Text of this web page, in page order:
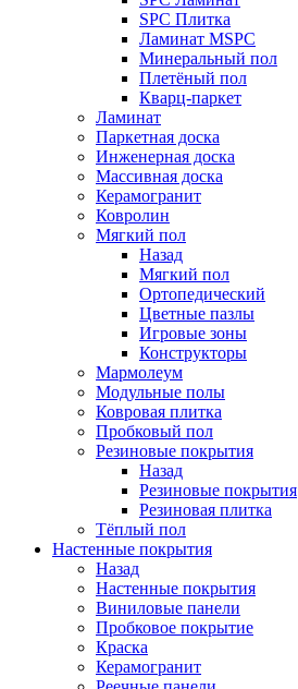
SPC Плитка
Ламинат MSPC
Минеральный пол
Плетёный пол
Кварц-паркет
Ламинат
Паркетная доска
Инженерная доска
Массивная доска
Керамогранит
Ковролин
Мягкий пол
Назад
Мягкий пол
Ортопедический
Цветные пазлы
Игровые зоны
Конструкторы
Мармолеум
Модульные полы
Ковровая плитка
Пробковый пол
Резиновые покрытия
Назад
Резиновые покрытия
Резиновая плитка
Тёплый пол
Настенные покрытия
Назад
Настенные покрытия
Виниловые панели
Пробковое покрытие
Краска
Керамогранит